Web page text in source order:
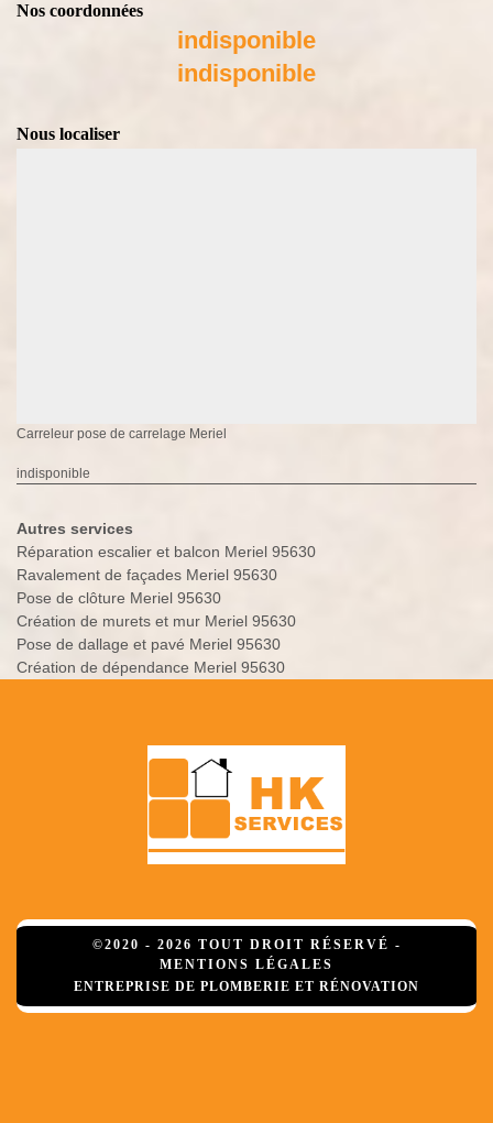
Nos coordonnées
indisponible
indisponible
Nous localiser
Carreleur pose de carrelage Meriel
indisponible
Autres services
Réparation escalier et balcon Meriel 95630
Ravalement de façades Meriel 95630
Pose de clôture Meriel 95630
Création de murets et mur Meriel 95630
Pose de dallage et pavé Meriel 95630
Création de dépendance Meriel 95630
©2020 - 2026 TOUT DROIT RÉSERVÉ -
MENTIONS LÉGALES
ENTREPRISE DE PLOMBERIE ET RÉNOVATION